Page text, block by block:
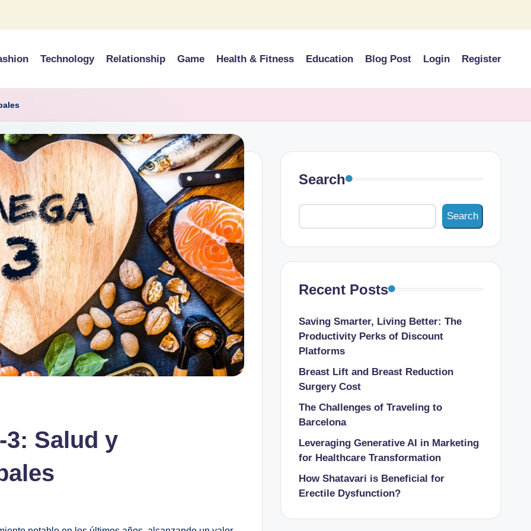
Technology Relationship Game Health & Fitness Education Blog Post Login Register
3: Salud y
Search
Search
Recent Posts
Saving Smarter, Living Better: The
Productivity Perks of Discount
Platforms
Breast Lift and Breast Reduction
Surgery Cost
The Challenges of Traveling to
Barcelona
Leveraging Generative AI in Marketing
for Healthcare Transformation
How Shatavari is Beneficial for
Erectile Dysfunction?